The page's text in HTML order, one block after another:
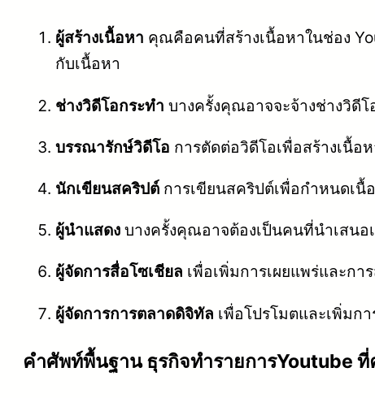
ผู้สร้างเนื้อหา คุณคือคนที่สร้างเนื้อหาในช่อง
กับเนื้อหา
ช่างวิดีโอกระทำ บางครั้งคุณอาจจะจ้างช่างวิดี
บรรณารักษ์วิดีโอ การตัดต่อวิดีโอเพื่อสร้างเนื้
นักเขียนสคริปต์ การเขียนสคริปต์เพื่อกำหนดเ
ผู้นำแสดง บางครั้งคุณอาจต้องเป็นคนที่นำเสนอ
ผู้จัดการสื่อโซเชียล เพื่อเพิ่มการเผยแพร่และก
ผู้จัดการการตลาดดิจิทัล เพื่อโปรโมตและเพิ่มก
คําศัพท์พื้นฐาน ธุรกิจทำรายการYoutube ที่